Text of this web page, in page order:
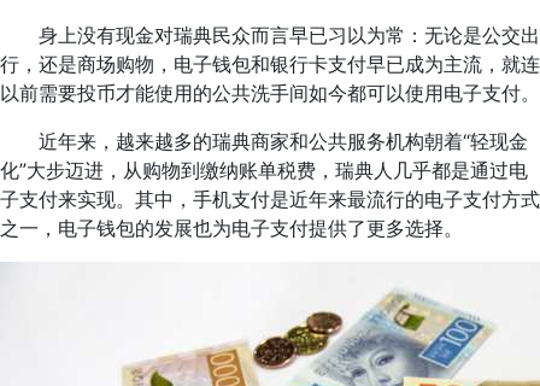
身上没有现金对瑞典民众而言早已习以为常：无论是公交出
行，还是商场购物，电子钱包和银行卡支付早已成为主流，就连
以前需要投币才能使用的公共洗手间如今都可以使用电子支付。
近年来，越来越多的瑞典商家和公共服务机构朝着“轻现金
化”大步迈进，从购物到缴纳账单税费，瑞典人几乎都是通过电
子支付来实现。其中，手机支付是近年来最流行的电子支付方式
之一，电子钱包的发展也为电子支付提供了更多选择。